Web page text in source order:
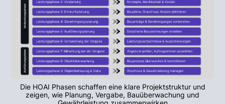
Die HOAI Phasen schaffen eine klare Projektstruktur und
zeigen, wie Planung, Vergabe, Bauüberwachung und